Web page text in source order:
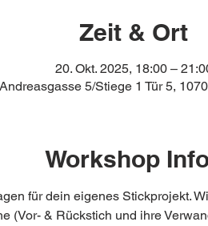
Zeit & Ort
20. Okt. 2025, 18:00 –
5/Stiege 1 Tür 5,
Workshop
für dein eigenes Stickprojekt.
(Vor- & Rückstich und ihre